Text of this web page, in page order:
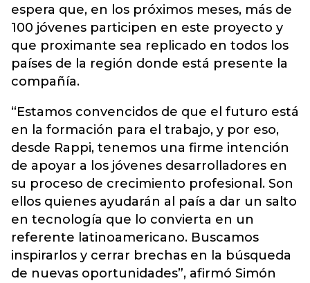
espera que, en los próximos meses, más de
100 jóvenes participen en este proyecto y
que proximante sea replicado en todos los
países de la región donde está presente la
compañía.
“Estamos convencidos de que el futuro está
en la formación para el trabajo, y por eso,
desde Rappi, tenemos una firme intención
de apoyar a los jóvenes desarrolladores en
su proceso de crecimiento profesional. Son
ellos quienes ayudarán al país a dar un salto
en tecnología que lo convierta en un
referente latinoamericano. Buscamos
inspirarlos y cerrar brechas en la búsqueda
de nuevas oportunidades”, afirmó Simón